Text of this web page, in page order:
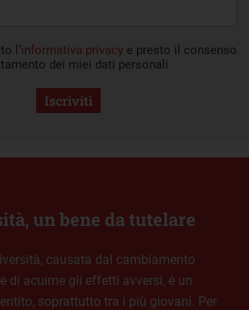
l’informativa privacy e presto il consenso
dei miei dati personali
Iscriviti
un bene da tutelare
causata dal cambiamento
di acuirne gli effetti avversi, è un
soprattutto tra i più giovani. Per